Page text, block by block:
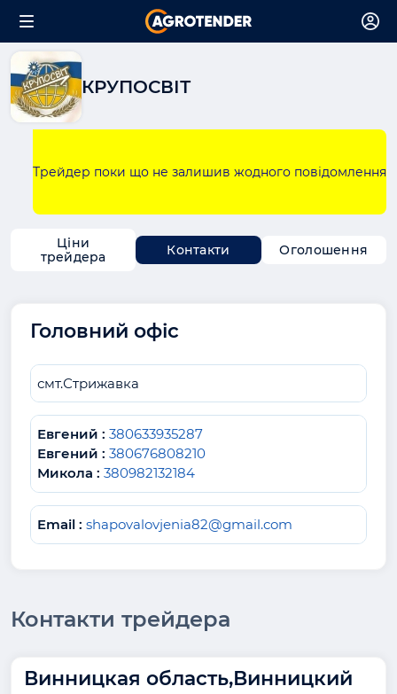
КРУПОСВІТ
Трейдер поки що не залишив жодного повідомлення
Ціни
трейдера
Контакти Оголошення
Головний офіс
смт.Стрижавка
Евгений : 380633935287
Евгений : 380676808210
Микола : 380982132184
Email : shapovalovjenia82@gmail.com
Контакти трейдера
Винницкая область,Винницкий